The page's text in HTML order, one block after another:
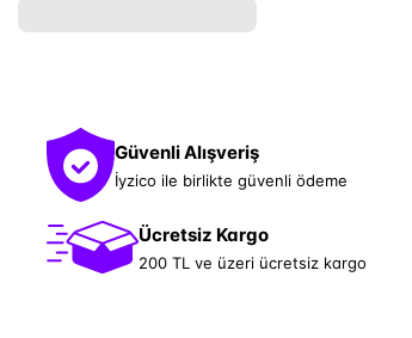
Güvenli Alışveriş
İyzico ile birlikte güvenli ödeme
Ücretsiz Kargo
200 TL ve üzeri ücretsiz kargo